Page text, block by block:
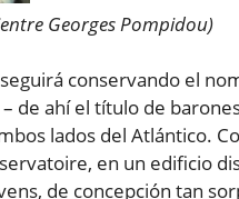
Georges Pompidou)
conservando el
de ahí el título de
lados del Atlántico.
en un edificio
de concepción tan